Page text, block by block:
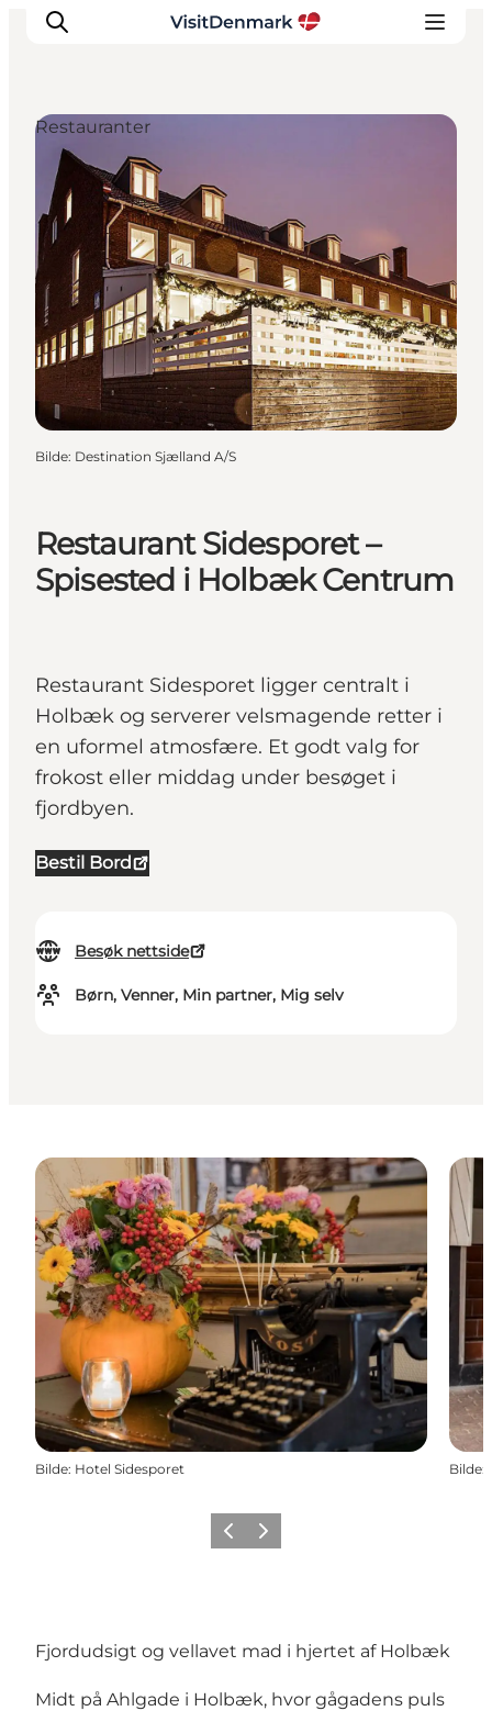
Inspirasjon
Reisemål
Aktiviteter
Overnatting
Planlegg reisen
Restaurant Sidesporet –
Spisested i Holbæk Centrum
Restaurant Sidesporet ligger centralt i
Holbæk og serverer velsmagende retter i
en uformel atmosfære. Et godt valg for
frokost eller middag under besøget i
fjordbyen.
Bestil Bord
Besøk nettside
Børn, Venner, Min partner, Mig selv
Restauranter
Bilde: Destination Sjælland A/S
Bilde: Hotel Sidesporet Bilde:
ForrigeNeste
Fjordudsigt og vellavet mad i hjertet af Holbæk
Midt på Ahlgade i Holbæk, hvor gågadens puls